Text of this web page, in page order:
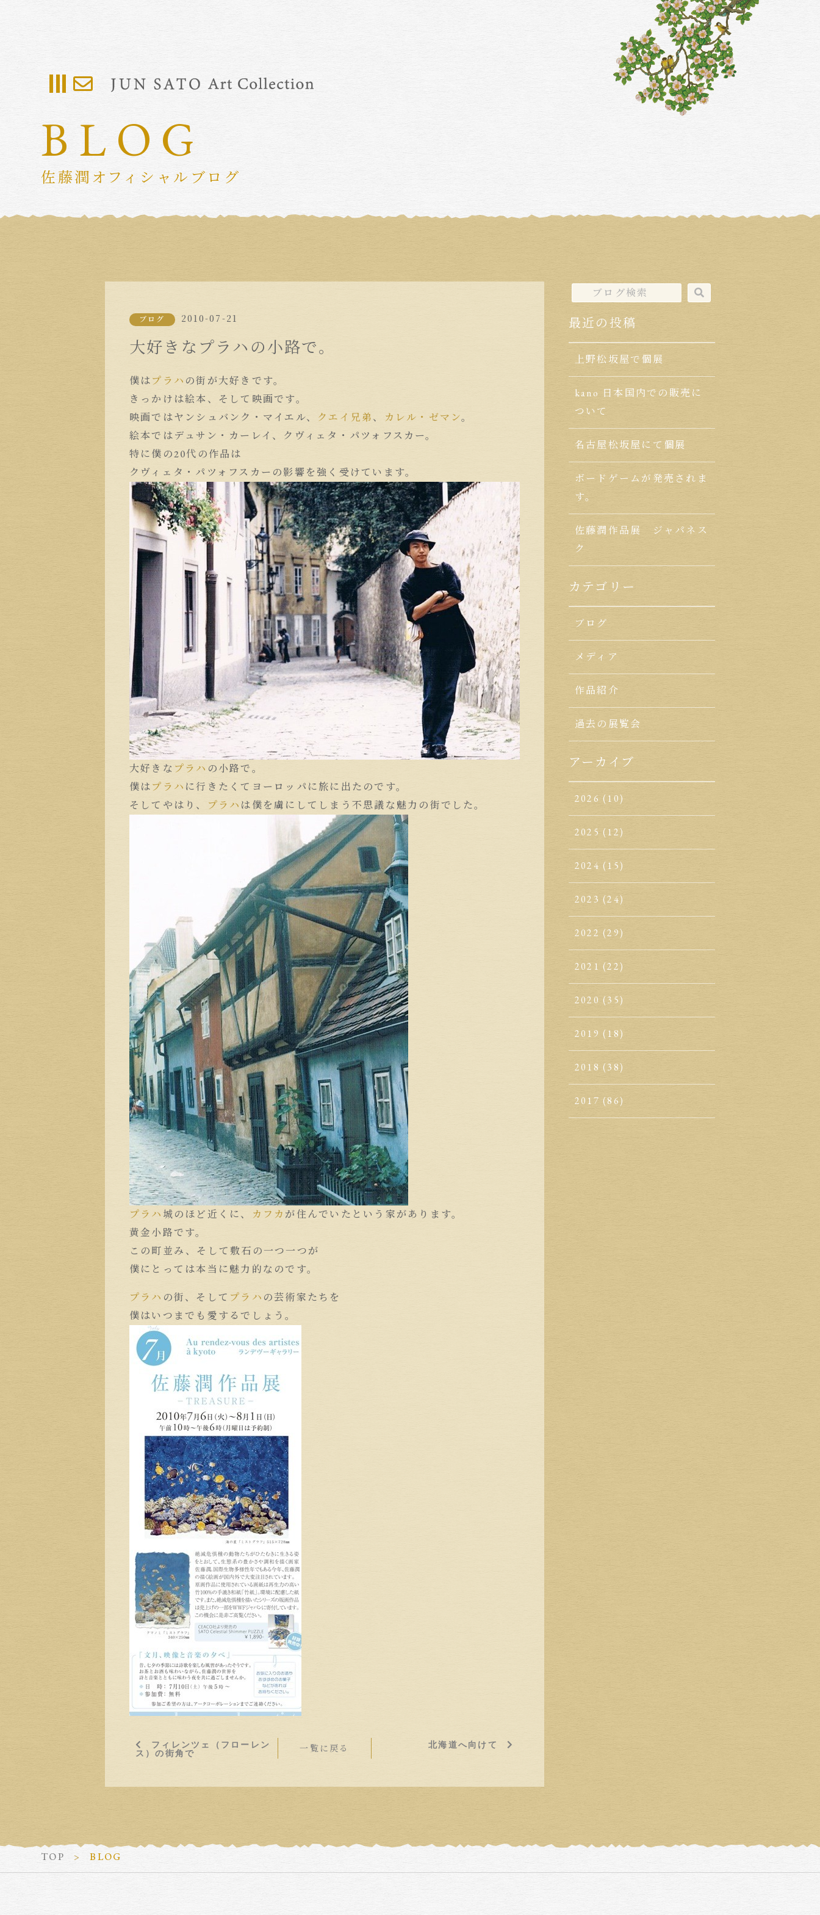
BLOG
佐藤潤オフィシャルブログ
ブログ 2010-07-21
大好きなプラハの小路で。
僕はプラハ の街が大好きです。
きっかけは絵本、そして映画です。
映画ではヤンシュバンク・マイエル、 クエイ兄弟、 カレル・ゼマン。
絵本ではデュサン・カーレイ、クヴィェタ・パツォフスカー。
特に僕の20代の作品は
クヴィェタ・パツォフスカーの影響を強く受けています。
大好きな プラハ の小路で。
僕はプラハ に行きたくてヨーロッパに旅に出たのです。
そしてやはり、
プラハ は僕を虜にしてしまう不思議な魅力の街でした。
プラハ 城のほど近くに、 カフカ が住んでいたという家があります。
黄金小路です。
この町並み、そして敷石の一つ一つが
僕にとっては本当に魅力的なのです。
プラハ の街、そして プラハ の芸術家たちを
僕はいつまでも愛するでしょう。
フィレンツェ（フローレン
ス）の街角で
一覧に戻る 北海道へ向けて
最近の投稿
上野松坂屋で個展
kano 日本国内での販売に
ついて
名古屋松坂屋にて個展
ボードゲームが発売されま
す。
佐藤潤作品展 ジャパネス
ク
カテゴリー
ブログ
メディア
作品紹介
過去の展覧会
アーカイブ
2026 (10)
2025 (12)
2024 (15)
2023 (24)
2022 (29)
2021 (22)
2020 (35)
2019 (18)
2018 (38)
2017 (86)
TOP BLOG